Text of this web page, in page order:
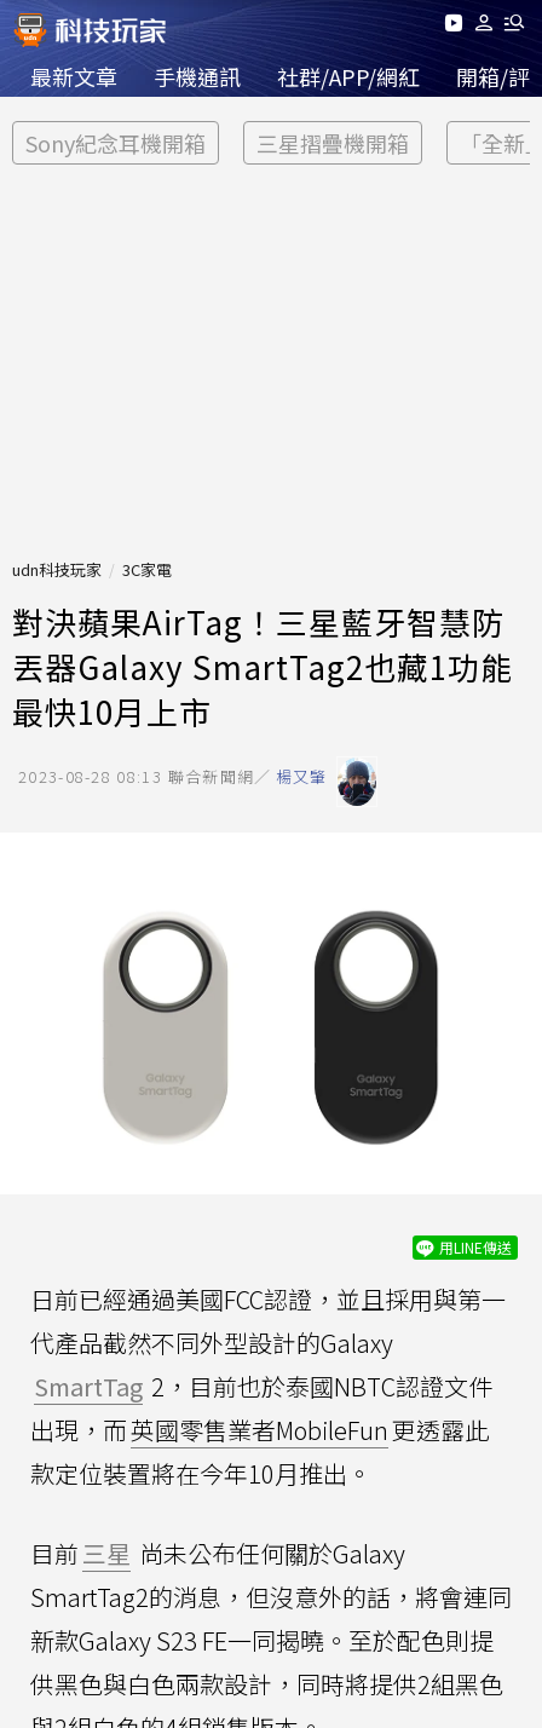
最新文章 手機通訊 社群/APP/網紅 開箱/評
Sony紀念耳機開箱 三星摺疊機開箱 「全新
udn科技玩家 3C家電
對決蘋果AirTag！三星藍牙智慧防
丟器Galaxy SmartTag2也藏1功能
最快10月上市
2023-08-28 08:13 聯合新聞網／ 楊又肇
用LINE傳送
日前已經通過美國FCC認證，並且採用與第一
代產品截然不同外型設計的Galaxy
SmartTag 2，目前也於泰國NBTC認證文件
出現，而英國零售業者MobileFun更透露此
款定位裝置將在今年10月推出。
目前三星 尚未公布任何關於Galaxy
SmartTag2的消息，但沒意外的話，將會連同
新款Galaxy S23 FE一同揭曉。至於配色則提
供黑色與白色兩款設計，同時將提供2組黑色